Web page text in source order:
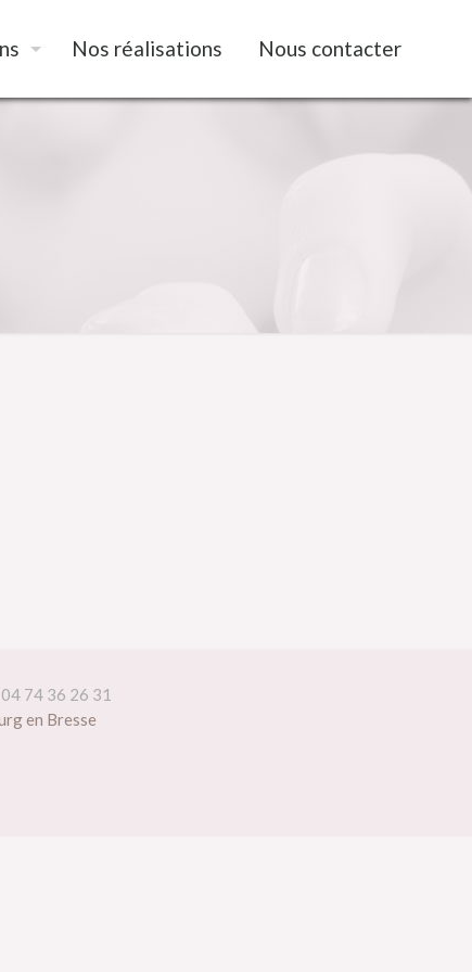
Nos réalisations Nous contacter
74 36 26 31
en Bresse